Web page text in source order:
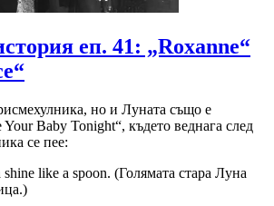
еп. 41: „Roxanne“
но и Луната също е
Your Baby Tonight“, където веднага след
се пее:
like a spoon. (Голямата стара Луна